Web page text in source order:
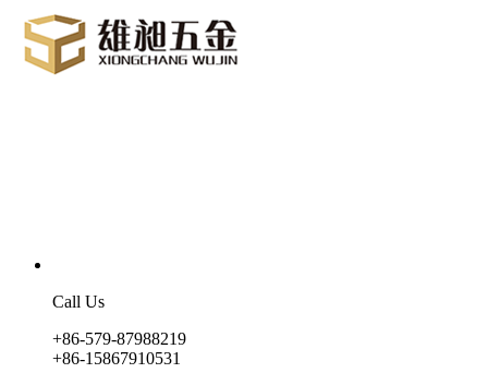
Call Us
+86-579-87988219
+86-15867910531